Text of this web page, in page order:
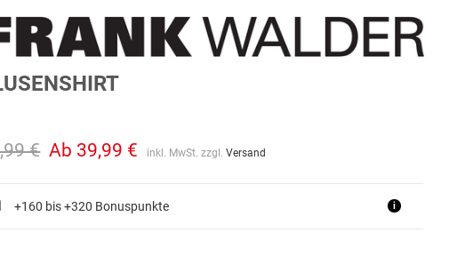
€ Ab 39,99 € inkl. MwSt. zzgl.Versand
+160 bis +320 Bonuspunkte i